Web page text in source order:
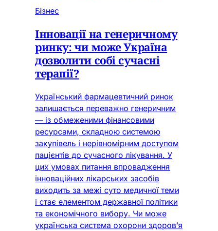
Бізнес
Інновації на генеричному
ринку: чи може Україна
дозволити собі сучасні
терапії?
Український фармацевтичний ринок
залишається переважно генеричним
— із обмеженими фінансовими
ресурсами, складною системою
закупівель і нерівномірним доступом
пацієнтів до сучасного лікування. У
цих умовах питання впровадження
інноваційних лікарських засобів
виходить за межі суто медичної теми
і стає елементом державної політики
та економічного вибору. Чи може
українська система охорони здоров’я